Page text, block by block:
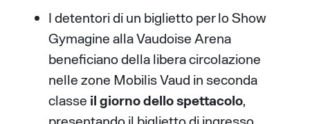
I detentori di un biglietto per lo Show
Gymagine alla Vaudoise Arena
beneficiano della libera circolazione
nelle zone Mobilis Vaud in seconda
classe il giorno dello spettacolo,
presentando il biglietto di ingresso.